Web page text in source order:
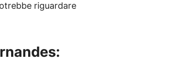
riguardare